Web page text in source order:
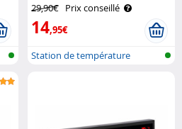
29,90€ Prix conseillé
14,95€
Station de température